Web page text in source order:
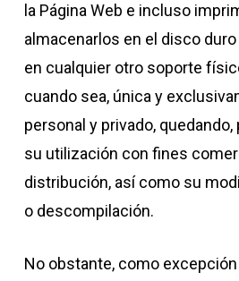
la Página Web e incluso
almacenarlos en el disco
en cualquier otro soporte
cuando sea, única y
personal y privado,
su utilización con fines
distribución, así como su
o descompilación.
No obstante, como excepción